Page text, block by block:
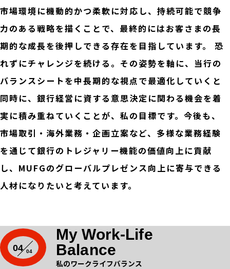
市場環境に機動的かつ柔軟に対応し、持続可能で競争
力のある戦略を描くことで、最終的にはお客さまの長
期的な成長を後押しできる存在を目指しています。 恐
れずにチャレンジを続ける。その姿勢を軸に、当行の
バランスシートを中長期的な視点で最適化していくと
同時に、銀行経営に資する意思決定に関わる機会を着
実に積み重ねていくことが、私の目標です。今後も、
市場取引・海外業務・企画立案など、多様な業務経験
を通じて銀行のトレジャリー機能の価値向上に貢献
し、MUFGのグローバルプレゼンス向上に寄与できる
人材になりたいと考えています。
04
My Work-Life
Balance
私のワークライフバランス